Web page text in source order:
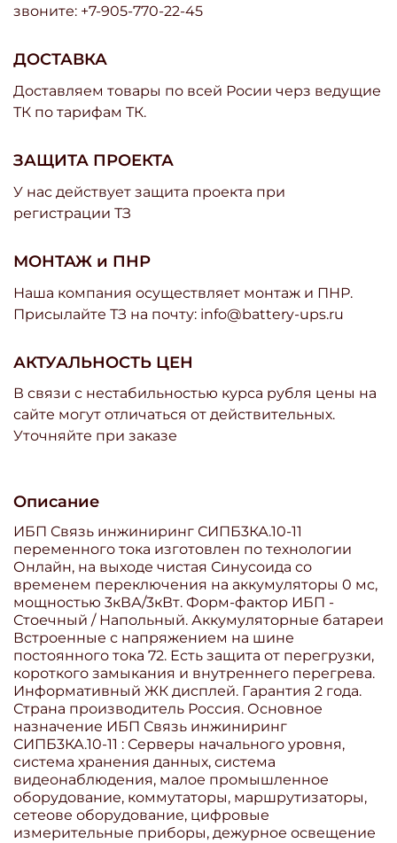
Описание
ИБП Связь инжиниринг СИПБ3КА.10-11
переменного тока изготовлен по технологии
Онлайн, на выходе чистая Синусоида со
временем переключения на аккумуляторы 0 мс,
мощностью 3кВА/3кВт. Форм-фактор ИБП -
Стоечный / Напольный. Аккумуляторные батареи
Встроенные с напряжением на шине
постоянного тока 72. Есть защита от перегрузки,
короткого замыкания и внутреннего перегрева.
Информативный ЖК дисплей. Гарантия 2 года.
Страна производитель Россия. Основное
назначение ИБП Связь инжиниринг
СИПБ3КА.10-11 : Серверы начального уровня,
система хранения данных, система
видеонаблюдения, малое промышленное
оборудование, коммутаторы, маршрутизаторы,
сетеове оборудование, цифровые
измерительные приборы, дежурное освещение
звоните: +7-905-770-22-45
ДОСТАВКА
Доставляем товары по всей Росии черз ведущие
ТК по тарифам ТК.
ЗАЩИТА ПРОЕКТА
У нас действует защита проекта при
регистрации ТЗ
МОНТАЖ и ПНР
Наша компания осуществляет монтаж и ПНР.
Присылайте ТЗ на почту: info@battery-ups.ru
АКТУАЛЬНОСТЬ ЦЕН
В связи с нестабильностью курса рубля цены на
сайте могут отличаться от действительных.
Уточняйте при заказе